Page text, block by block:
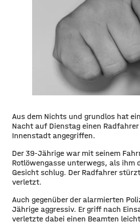
Aus dem Nichts und grundlos hat
Nacht auf Dienstag einen
Innenstadt angegriffen.
Der 39-Jährige war mit seinem
Rotlöwengasse unterwegs, als ihm
Gesicht schlug. Der Radfahrer
verletzt.
Auch gegenüber der alarmierten
Jährige aggressiv. Er griff nach
verletzte dabei einen Beamten